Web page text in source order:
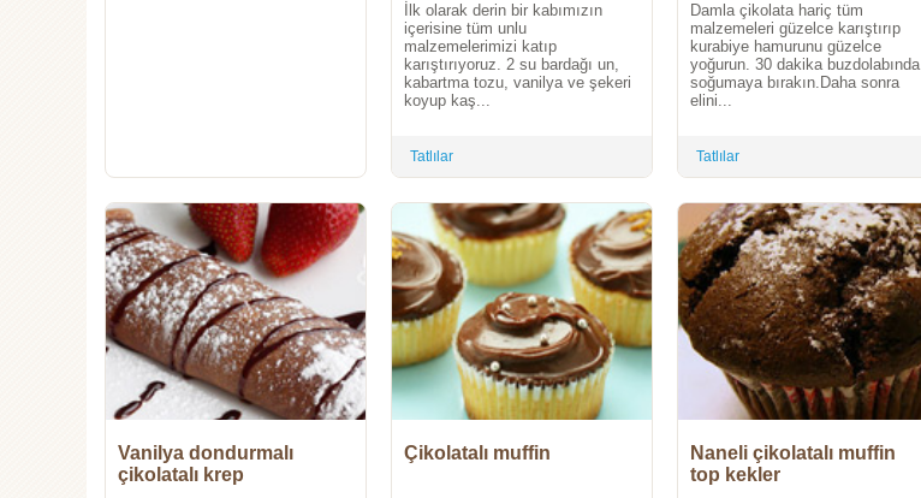
İlk olarak derin bir kabımızın
içerisine tüm unlu
malzemelerimizi katıp
karıştırıyoruz. 2 su bardağı un,
kabartma tozu, vanilya ve şekeri
koyup kaş...
Tatlılar
Damla çikolata hariç tüm
malzemeleri güzelce karıştırıp
kurabiye hamurunu güzelce
yoğurun. 30 dakika buzdolabında
soğumaya bırakın.Daha sonra
elini...
Tatlılar
Vanilya dondurmalı
çikolatalı krep
Çikolatalı muffin
Naneli çikolatalı muffin
top kekler